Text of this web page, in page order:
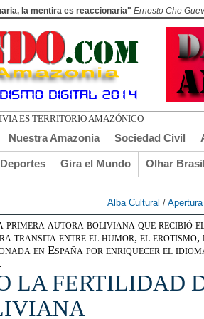
la mentira es reaccionaria" Ernesto Che
Nuestra Amazonia Sociedad Civil
Gira el Mundo Olhar
Alba Cultural / Apertura
primera autora boliviana que recibió
transita entre el humor, el
en España por enriquecer el
LA FERTILIDAD